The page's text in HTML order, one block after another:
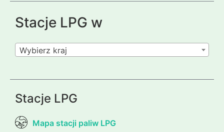
Stacje LPG w
Wybierz kraj
Stacje LPG
Mapa stacji paliw LPG